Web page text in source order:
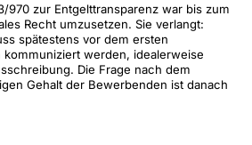
970 zur Entgelttransparenz war bis zum
Recht umzusetzen. Sie verlangt:
spätestens vor dem ersten
kommuniziert werden, idealerweise
Die Frage nach dem
Gehalt der Bewerbenden ist danach